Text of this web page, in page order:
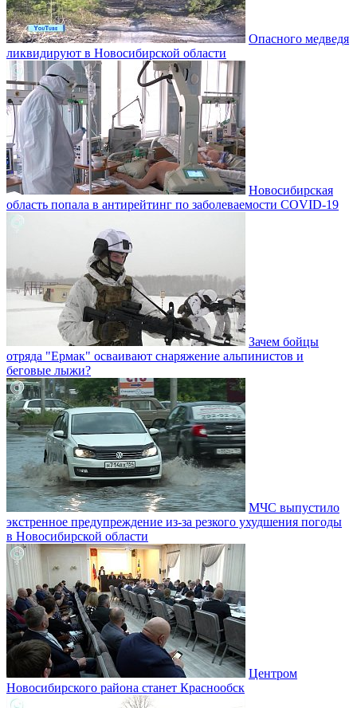
Опасного медведя
ликвидируют в Новосибирской области
Новосибирская
область попала в антирейтинг по заболеваемости COVID-19
Зачем бойцы
отряда "Ермак" осваивают снаряжение альпинистов и
беговые лыжи?
МЧС выпустило
экстренное предупреждение из-за резкого ухудшения погоды
в Новосибирской области
Центром
Новосибирского района станет Краснообск